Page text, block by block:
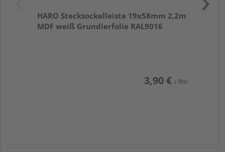
HARO Stecksockelleiste 19x58mm 2,2m
MDF weiß Grundierfolie RAL9016
3,90 € / lfm